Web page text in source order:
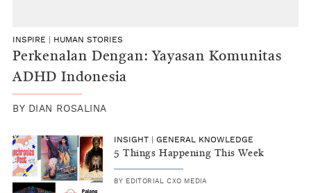
INSPIRE HUMAN STORIES
Perkenalan Dengan: Yayasan Komunitas
ADHD Indonesia
BY DIAN ROSALINA
INSIGHT GENERAL KNOWLEDGE
5 Things Happening This Week
BY EDITORIAL CXO MEDIA